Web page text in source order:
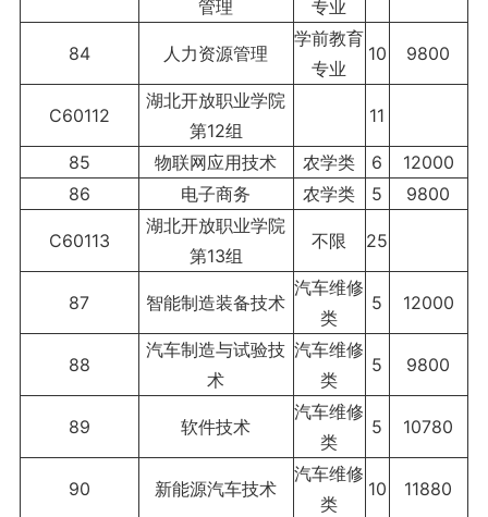
管理
专业
84 人力资源管理
学前教育
专业
10 9800
C60112
湖北开放职业学院
第12组
11
85 物联网应用技术 农学类 6
12000
86
电子商务 农学类 5 9800
C60113
湖北开放职业学院
第13组
不限 25
87 智能制造装备技术
汽车维修
类
5 12000
88
汽车制造与试验技
术
汽车维修
类
5 9800
89 软件技术
汽车维修
类
5 10780
90 新能源汽车技术
汽车维修
类
10 11880